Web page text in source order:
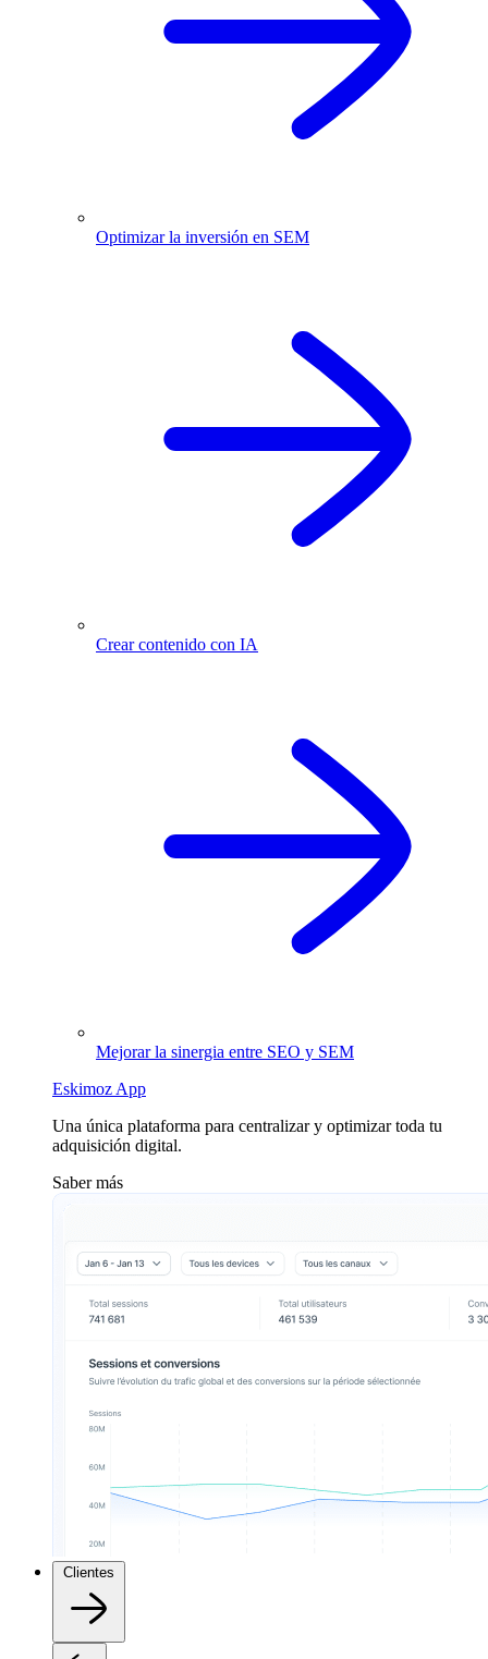
Optimizar la inversión en SEM
Crear contenido con IA
Mejorar la sinergia entre SEO y SEM
Eskimoz App
Una única plataforma para centralizar y optimizar toda tu
adquisición digital.
Saber más
Clientes